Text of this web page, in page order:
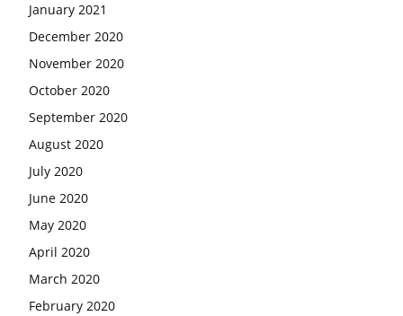
January 2021
December 2020
November 2020
October 2020
September 2020
August 2020
July 2020
June 2020
May 2020
April 2020
March 2020
February 2020